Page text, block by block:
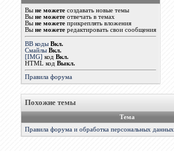
Вы не можетесоздавать новые темы
Вы не можетеотвечать в темах
Вы не можетеприкреплять вложения
Вы не можетередактировать свои сообщения
BB коды Вкл.
Смайлы Вкл.
[IMG] код Вкл.
HTML код Выкл.
Правила форума
Похожие темы
Тема
Правила форума и обработка персональных данных